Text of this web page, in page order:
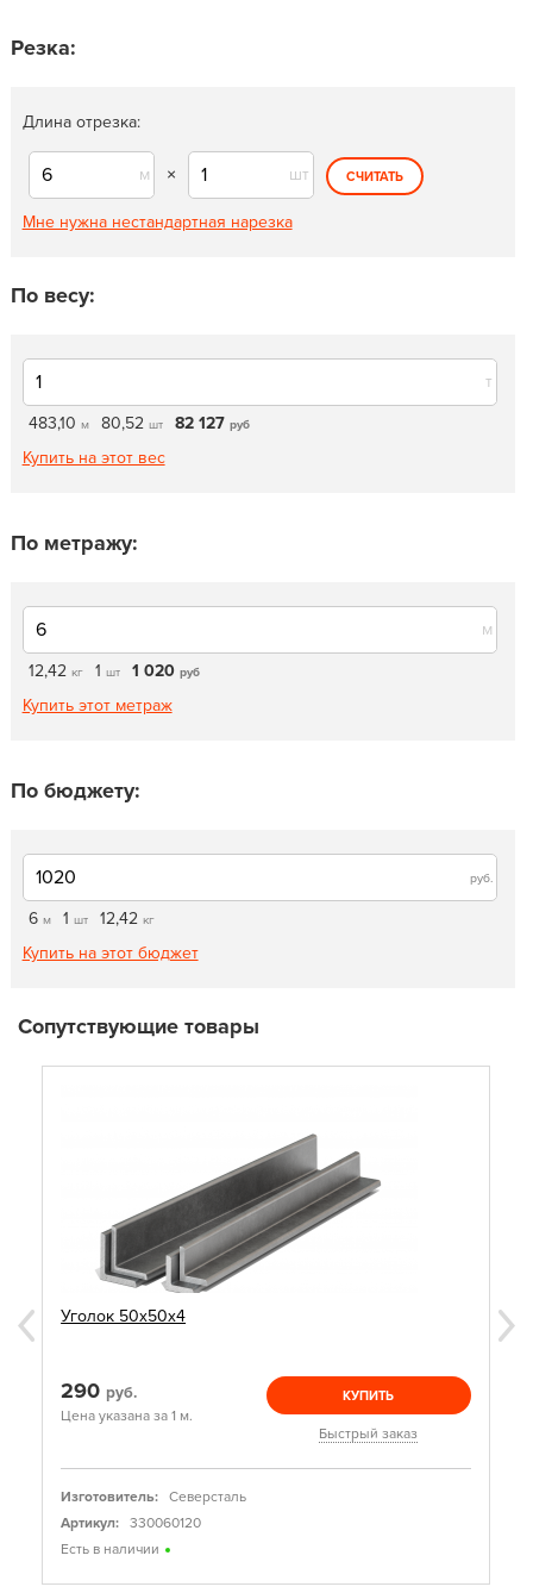
Резка:
Длина отрезка:
м × шт СЧИТАТЬ
Мне нужна нестандартная нарезка
По весу:
т
483,10 м 80,52 шт 82 127 руб
Купить на этот вес
По метражу:
м
12,42 кг 1 шт 1 020 руб
Купить этот метраж
По бюджету:
руб.
6 м 1 шт 12,42 кг
Купить на этот бюджет
Сопутствующие товары
Уголок 50х50х4
290 руб.
Цена указана за 1 м.
КУПИТЬ
Быстрый заказ
Изготовитель:
Северсталь
Артикул:
330060120
Есть в наличии